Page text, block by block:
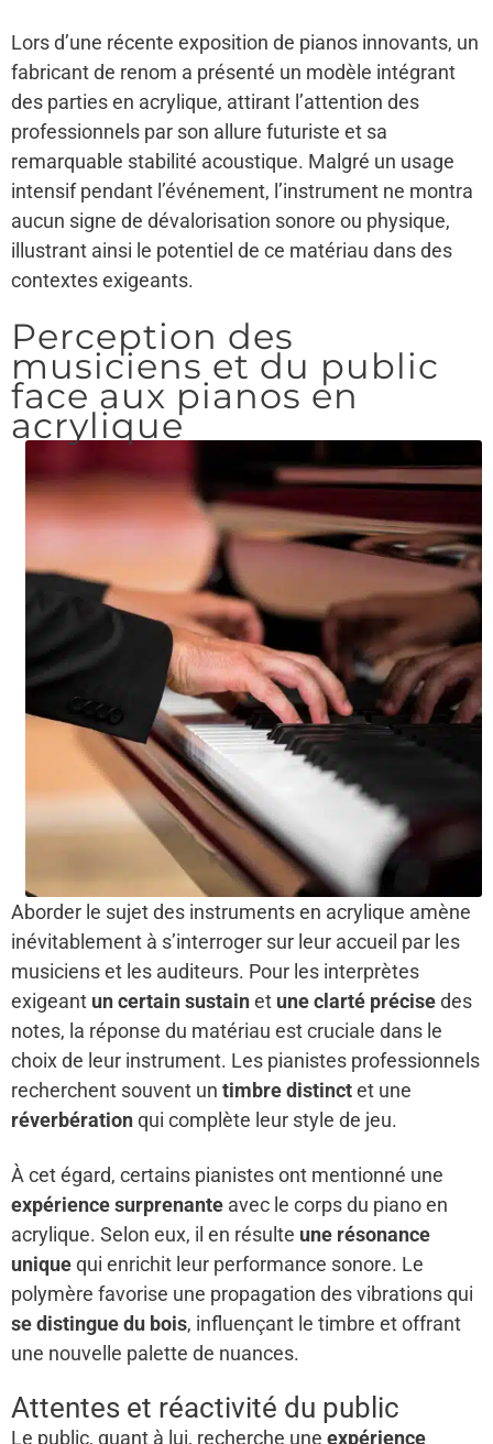
Lors d’une récente exposition de pianos innovants, un
fabricant de renom a présenté un modèle intégrant
des parties en acrylique, attirant l’attention des
professionnels par son allure futuriste et sa
remarquable stabilité acoustique. Malgré un usage
intensif pendant l’événement, l’instrument ne montra
aucun signe de dévalorisation sonore ou physique,
illustrant ainsi le potentiel de ce matériau dans des
contextes exigeants.
Perception des
musiciens et du public
face aux pianos en
acrylique
Aborder le sujet des instruments en acrylique amène
inévitablement à s’interroger sur leur accueil par les
musiciens et les auditeurs. Pour les interprètes
exigeant un certain sustainet une clarté précisedes
notes, la réponse du matériau est cruciale dans le
choix de leur instrument. Les pianistes professionnels
recherchent souvent un timbre distinctet une
réverbérationqui complète leur style de jeu.
À cet égard, certains pianistes ont mentionné une
expérience surprenante avec le corps du piano en
acrylique. Selon eux, il en résulte une résonance
uniquequi enrichit leur performance sonore. Le
polymère favorise une propagation des vibrations qui
se distingue du bois, influençant le timbre et offrant
une nouvelle palette de nuances.
Attentes et réactivité du public
Le public, quant à lui, recherche une expérience